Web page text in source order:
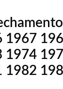
1967
1974
1982